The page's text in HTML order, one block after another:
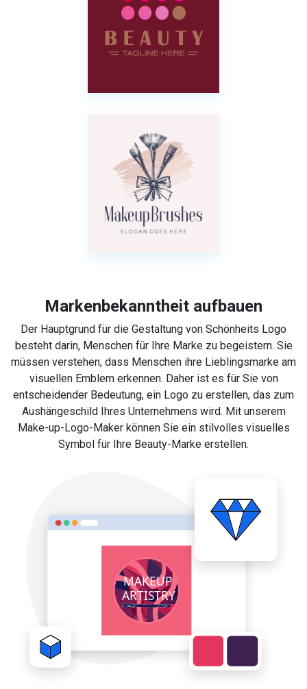
Markenbekanntheit aufbauen
Der Hauptgrund für die Gestaltung von Schönheits Logo
besteht darin, Menschen für Ihre Marke zu begeistern. Sie
müssen verstehen, dass Menschen ihre Lieblingsmarke am
visuellen Emblem erkennen. Daher ist es für Sie von
entscheidender Bedeutung, ein Logo zu erstellen, das zum
Aushängeschild Ihres Unternehmens wird. Mit unserem
Make-up-Logo-Maker können Sie ein stilvolles visuelles
Symbol für Ihre Beauty-Marke erstellen.